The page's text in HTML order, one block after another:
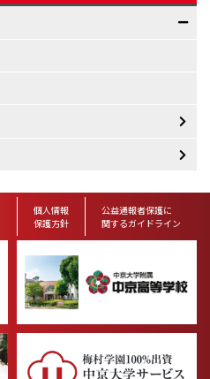
個人情報
保護方針
公益通報者保護に
関するガイドライン